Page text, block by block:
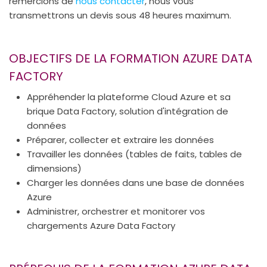
transmettrons un devis sous 48 heures maximum.
OBJECTIFS DE LA FORMATION AZURE DATA
FACTORY
Appréhender la plateforme Cloud Azure et sa
brique Data Factory, solution d'intégration de
données
Préparer, collecter et extraire les données
Travailler les données (tables de faits, tables de
dimensions)
Charger les données dans une base de données
Azure
Administrer, orchestrer et monitorer vos
chargements Azure Data Factory